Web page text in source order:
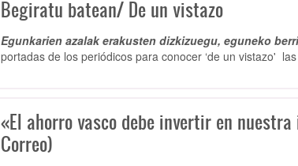
Begiratu batean/ De un vistazo
Egunkarien azalak erakusten dizkizuegu, eguneko
portadas de los periódicos para conocer ‘de un vistazo'
«El ahorro vasco debe invertir en
Correo)